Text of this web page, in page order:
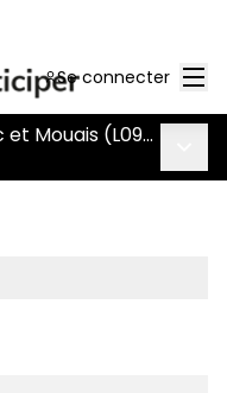
Se connecter
Itinéraire cyclable entre Pierric et Mouais (L090)